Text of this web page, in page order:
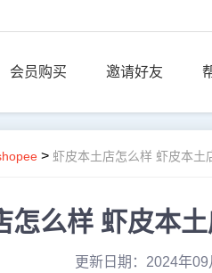
会员购买 邀请好友
> 虾皮本土店怎么样 虾皮本土
怎么样 虾皮本
更新日期：2024年09